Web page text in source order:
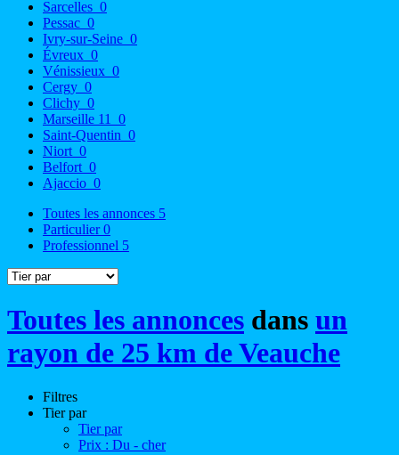
Sarcelles 0
Pessac 0
Ivry-sur-Seine 0
Évreux 0
Vénissieux 0
Cergy 0
Clichy 0
Marseille 11
0
Saint-Quentin 0
Niort 0
Belfort 0
Ajaccio 0
Toutes les annonces 5
Particulier0
Professionnel 5
Toutes les annonces dans un
rayon de 25 km de Veauche
Filtres
Tier par
Tier par
Prix : Du - cher